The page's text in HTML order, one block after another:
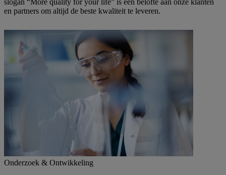
slogan “More quality for your life” is een belofte aan onze klanten
en partners om altijd de beste kwaliteit te leveren.
Onderzoek & Ontwikkeling